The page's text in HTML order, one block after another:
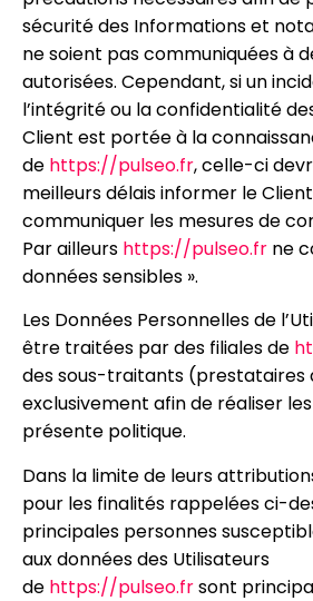
sécurité des Informations et
ne soient pas communiquées à
autorisées. Cependant, si un
l’intégrité ou la confidentialité
Client est portée à la
de https://pulseo.fr, celle-ci
meilleurs délais informer le
communiquer les mesures de
Par ailleurs https://pulseo.fr ne
données sensibles ».
Les Données Personnelles de
être traitées par des filiales de
des sous-traitants (prestataires
exclusivement afin de réaliser
présente politique.
Dans la limite de leurs
pour les finalités rappelées ci-
principales personnes
aux données des Utilisateurs
de https://pulseo.frsont